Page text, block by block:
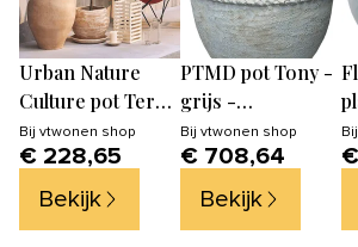
Urban Nature
Culture pot Terra
Terracotta - Ø
40.5x34cm
Bij vtwonen shop
€ 228,65
Bekijk
PTMD pot Tony -
grijs -
60x60x72cm
Bij vtwonen shop
€ 708,64
Bekijk
Bij